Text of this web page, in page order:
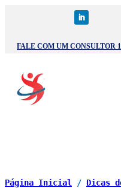
FALE COM UM CONSULTOR
Página Inicial / Dicas